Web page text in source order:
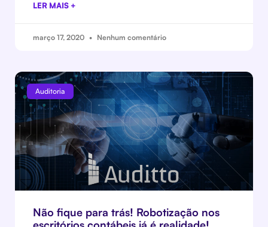
LER MAIS +
março 17, 2020 Nenhum comentário
Auditoria
Não fique para trás! Robotização nos